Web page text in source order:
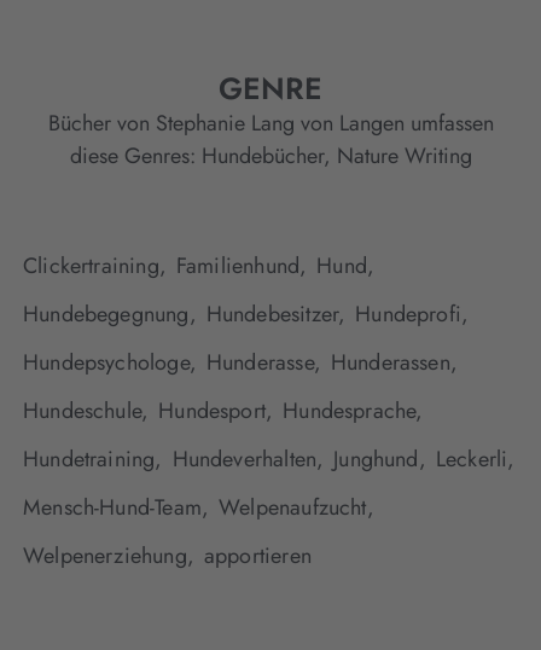
GENRE
Bücher von Stephanie Lang von Langen umfassen
diese Genres: Hundebücher, Nature Writing
Clickertraining, Familienhund, Hund,
Hundebegegnung, Hundebesitzer, Hundeprofi,
Hundepsychologe, Hunderasse, Hunderassen,
Hundeschule, Hundesport, Hundesprache,
Hundetraining, Hundeverhalten, Junghund, Leckerli,
Mensch-Hund-Team, Welpenaufzucht,
Welpenerziehung, apportieren